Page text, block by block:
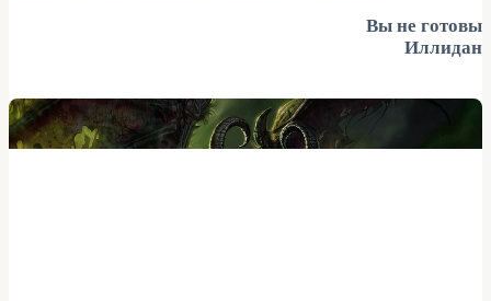
Вы не готовы
Иллидан